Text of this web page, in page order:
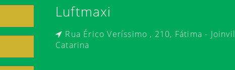
Luftmaxi
Rua Érico Veríssimo , 210, Fátima -
Catarina